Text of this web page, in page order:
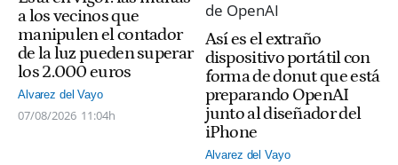
a los vecinos que
manipulen el contador
de la luz pueden superar
los 2.000 euros
Alvarez del Vayo
07/08/2026 11:04h
Así es el extraño
dispositivo portátil con
forma de donut que está
preparando OpenAI
junto al diseñador del
iPhone
Alvarez del Vayo